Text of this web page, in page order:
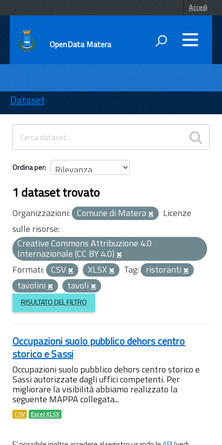
Accedi
OpenData Matera
ENTI
TEMI
INFORMAZIONI
Dataset
Ordina per
1 dataset trovato
Organizzazioni: Comune di Matera
Licenze
sulle risorse:
Creative Commons Attribuzione 4.0
Internazionale (CC BY 4.0)
Formati: CSV XLSX Tag: ristoranti
tavolini
tavoli
RISULTATO DEL FILTRO
Occupazioni suolo pubblico dehors centro
storico e Sassi
Occupazioni suolo pubblico dehors centro storico e
Sassi autorizzate dagli uffici competenti. Per
migliorare la visibilità abbiamo realizzato la
seguente MAPPA collegata...
CSV Excel XLSX